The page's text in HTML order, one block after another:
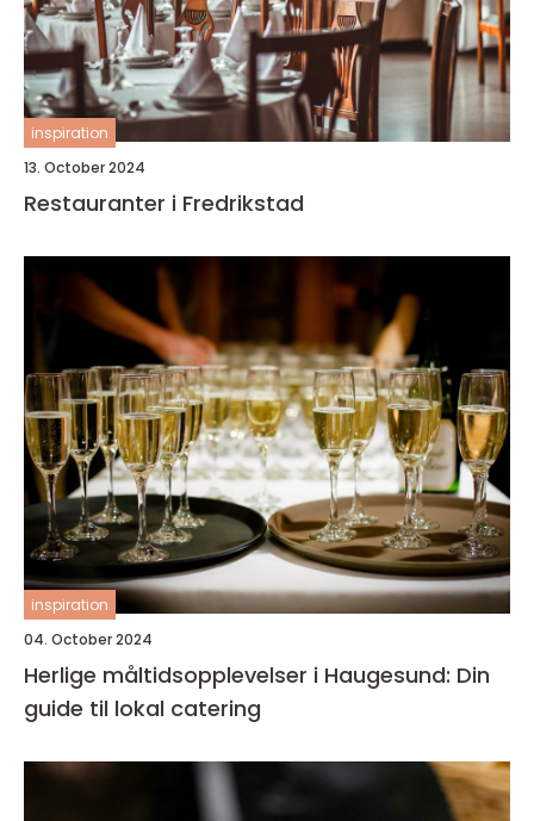
inspiration
13. October 2024
Restauranter i Fredrikstad
inspiration
04. October 2024
Herlige måltidsopplevelser i Haugesund: Din
guide til lokal catering